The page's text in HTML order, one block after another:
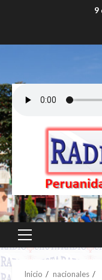
9
Menú
principal
Inicio
nacionales